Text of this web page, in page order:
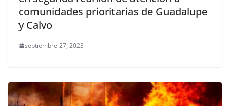
comunidades prioritarias de Guadalupe
y Calvo
septiembre 27, 2023